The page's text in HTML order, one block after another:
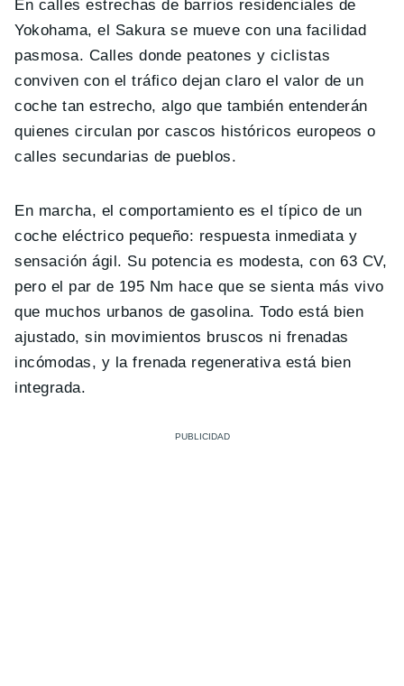
En calles estrechas de barrios residenciales de
Yokohama, el Sakura se mueve con una facilidad
pasmosa. Calles donde peatones y ciclistas
conviven con el tráfico dejan claro el valor de un
coche tan estrecho, algo que también entenderán
quienes circulan por cascos históricos europeos o
calles secundarias de pueblos.
En marcha, el comportamiento es el típico de un
coche eléctrico pequeño: respuesta inmediata y
sensación ágil. Su potencia es modesta, con 63 CV,
pero el par de 195 Nm hace que se sienta más vivo
que muchos urbanos de gasolina. Todo está bien
ajustado, sin movimientos bruscos ni frenadas
incómodas, y la frenada regenerativa está bien
integrada.